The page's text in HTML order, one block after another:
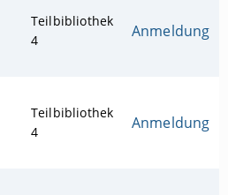
Teilbibliothek
4
Anmeldung
Teilbibliothek
4
Anmeldung